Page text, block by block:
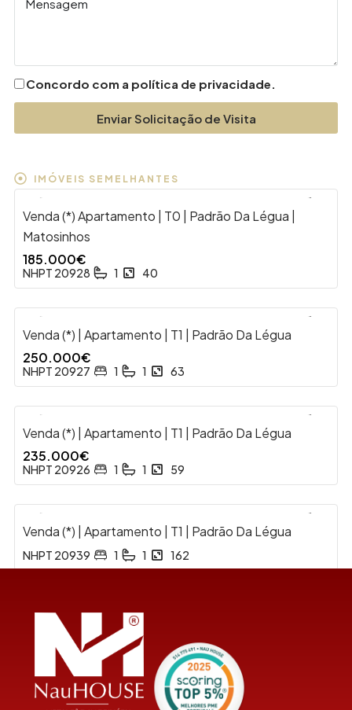
Concordo com a política de privacidade.
Enviar Solicitação de Visita
IMÓVEIS SEMELHANTES
VENDA
Venda (*) Apartamento | T0 | Padrão Da Légua |
Matosinhos
185.000€
NHPT 20928 1 40
VENDA
Venda (*) | Apartamento | T1 | Padrão Da Légua
250.000€
NHPT 20927 1 1 63
VENDA
Venda (*) | Apartamento | T1 | Padrão Da Légua
235.000€
NHPT 20926 1 1 59
Venda (*) | Apartamento | T1 | Padrão Da Légua
NHPT 20939 1 1 162